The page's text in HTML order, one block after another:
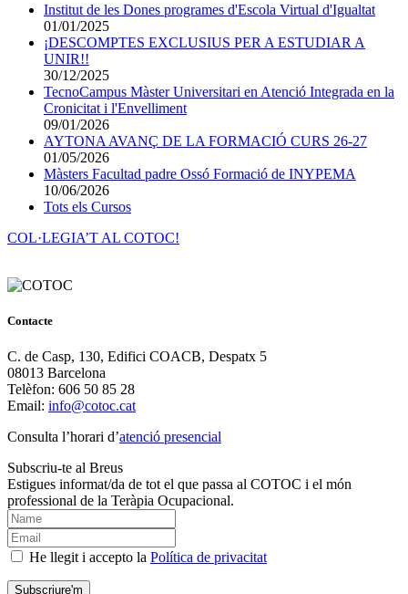
Institut de les Dones programes d'Escola Virtual d'Igualtat
01/01/2025
¡DESCOMPTES EXCLUSIUS PER A ESTUDIAR A
UNIR!!
30/12/2025
TecnoCampus Màster Universitari en Atenció Integrada en la
Cronicitat i l'Envelliment
09/01/2026
AYTONA AVANÇ DE LA FORMACIÓ CURS 26-27
01/05/2026
Màsters Facultad padre Ossó Formació de INYPEMA
10/06/2026
Tots els Cursos
COL·LEGIA’T AL COTOC!
Contacte
C. de Casp, 130, Edifici COACB, Despatx 5
08013 Barcelona
Telèfon: 606 50 85 28
Email: info@cotoc.cat
Consulta l’horari d’atenció presencial
Subscriu-te al Breus
Estigues informat/da de tot el que passa al COTOC i el món
professional de la Teràpia Ocupacional.
He llegit i accepto la Política de privacitat